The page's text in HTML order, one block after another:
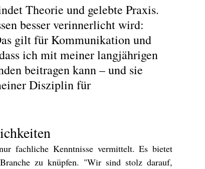
Theorie und gelebte Praxis.
besser verinnerlicht wird:
gilt für Kommunikation und
ich mit meiner langjährigen
beitragen kann – und sie
Disziplin für
fachliche Kenntnisse vermittelt. Es bietet
zu knüpfen. "Wir sind stolz darauf,